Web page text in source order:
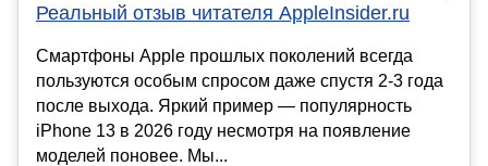
Реальный отзыв читателя AppleInsider.ru
Смартфоны Apple прошлых поколений всегда
пользуются особым спросом даже спустя 2-3 года
после выхода. Яркий пример — популярность
iPhone 13 в 2026 году несмотря на появление
моделей поновее. Мы...